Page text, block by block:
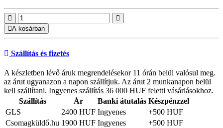
A kosárban
Szállítás és fizetés
A készletben lévő áruk megrendelésekor 11 órán belül valósul meg.
az árut ugyanazon a napon szállítjuk. Az árut 2 munkanapon belül
kell szállítani. Ingyenes szállítás 36 000 HUF feletti vásárlásokhoz.
Szállítás
Ár Banki átutalás Készpénzzel
GLS
2400 HUF Ingyenes
+500 HUF
Csomagküldő.hu 1900 HUF Ingyenes +500 HUF